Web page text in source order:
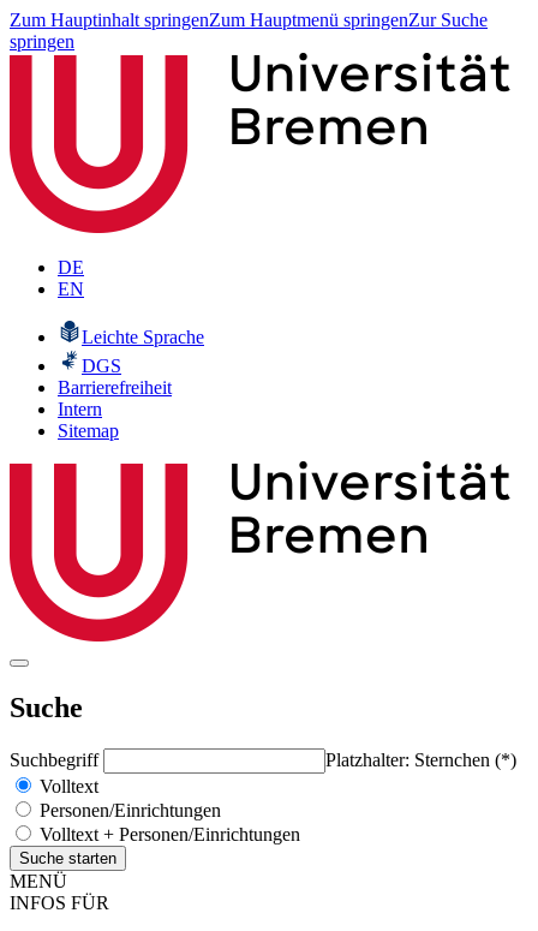
Zum Hauptinhalt springenZum Hauptmenü springenZur Suche
springen
DE
EN
Leichte Sprache
DGS
Barrierefreiheit
Intern
Sitemap
Suche
Suchbegriff
Platzhalter: Sternchen (*)
Volltext
Personen/Einrichtungen
Volltext + Personen/Einrichtungen
MENÜ
INFOS FÜR